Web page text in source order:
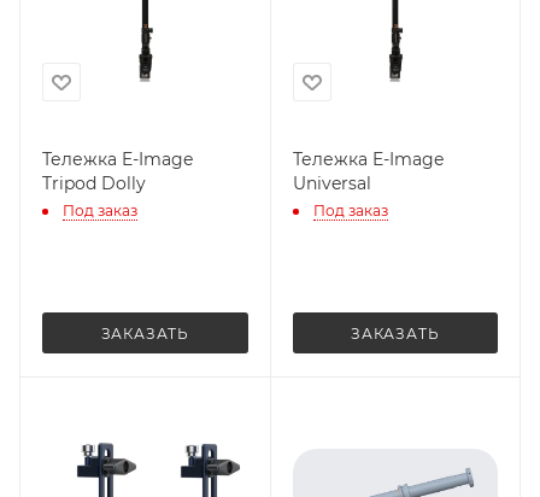
Тележка E-Image
Tripod Dolly
Под заказ
ЗАКАЗАТЬ
Тележка E-Image
Universal
Под заказ
ЗАКАЗАТЬ